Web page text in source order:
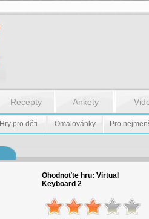
Recepty Ankety
Hry pro děti Omalovánky Pro
Ohodnoťte hru: Virtual
Keyboard 2